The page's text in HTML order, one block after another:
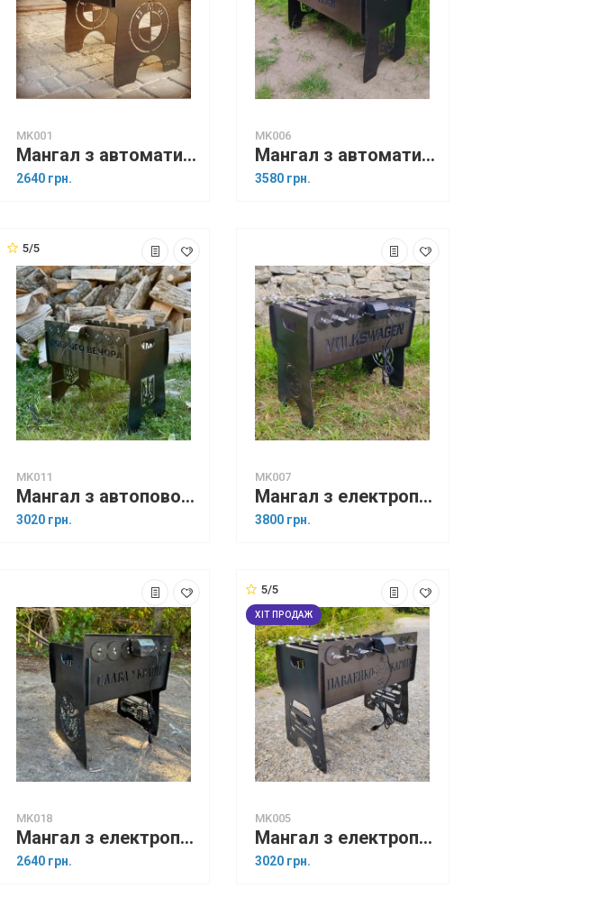
MK001
Мангал з автоматичним поворотом шампурів (BMW)
2640 грн.
MK006
Мангал з автоматичним поворотом шампурів SUPER МУЖ
3580 грн.
5/5
MK011
Мангал з автоповоротом на 8 шампурів
3020 грн.
MK007
Мангал з електроприводом на 12 шампурів (Volkswagen)
3800 грн.
MK018
Мангал з електроприводом на 6 шампурів (Розвідка України)
2640 грн.
5/5
ХІТ ПРОДАЖ
MK005
Мангал з електроприводом на 8 шампурів
3020 грн.